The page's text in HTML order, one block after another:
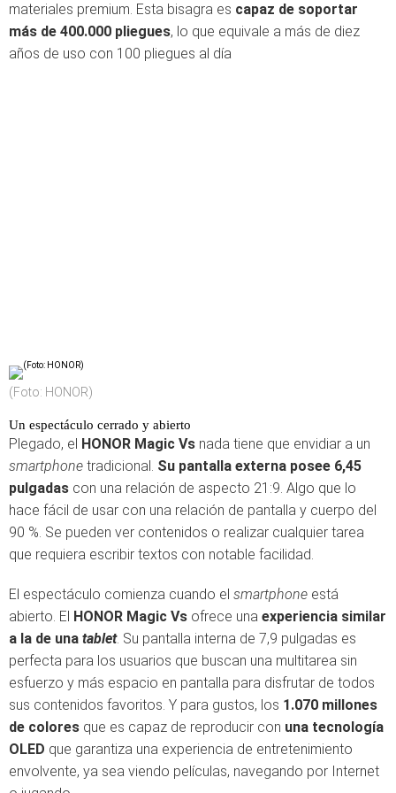
materiales premium. Esta bisagra es capaz de soportar
más de 400.000 pliegues, lo que equivale a más de diez
años de uso con 100 pliegues al día
(Foto: HONOR)
Un espectáculo cerrado y abierto
Plegado, el HONOR Magic Vs nada tiene que envidiar a un
smartphone tradicional. Su pantalla externa posee 6,45
pulgadas con una relación de aspecto 21:9. Algo que lo
hace fácil de usar con una relación de pantalla y cuerpo del
90 %. Se pueden ver contenidos o realizar cualquier tarea
que requiera escribir textos con notable facilidad.
El espectáculo comienza cuando el smartphone está
abierto. El HONOR Magic Vs ofrece una experiencia similar
a la de una tablet. Su pantalla interna de 7,9 pulgadas es
perfecta para los usuarios que buscan una multitarea sin
esfuerzo y más espacio en pantalla para disfrutar de todos
sus contenidos favoritos. Y para gustos, los 1.070 millones
de colores que es capaz de reproducir con una tecnología
OLED que garantiza una experiencia de entretenimiento
envolvente, ya sea viendo películas, navegando por Internet